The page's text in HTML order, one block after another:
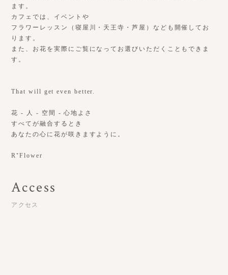
ます。
カフェでは、イベントや
フラワーレッスン（寝屋川・天王寺・芦屋）なども開催してお
ります。
また、お花を実際にご覧になってお選びいただくこともできま
す。
That will get even better.
花 - 人 - 空間 - 心地よさ
すべてが融合するとき
あなたの心に花が咲きますように。
R⁺Flower
Access
アクセス